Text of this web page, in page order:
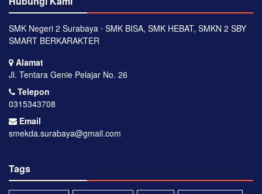
SMK Negeri 2 Surabaya ⋅ SMK BISA, SMK HEBAT, SMKN 2 SBY
SMART BERKARAKTER
Alamat
Jl. Tentara Genie Pelajar No. 26
Telepon
0315343708
Email
smekda.surabaya@gmail.com
Tags